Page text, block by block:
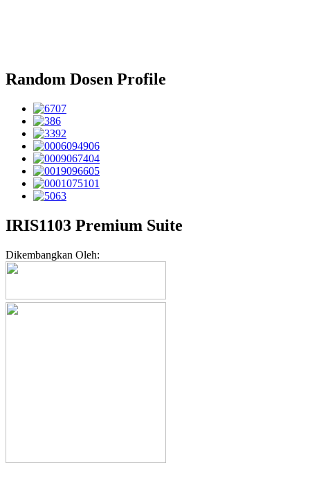
Random Dosen Profile
IRIS1103 Premium Suite
Dikembangkan Oleh: